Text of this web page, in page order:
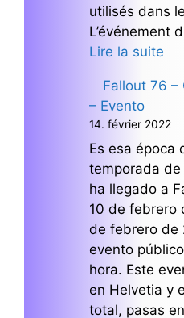
utilisés dans
L’événement
Lire la suite
Fallout 76 –
– Evento
14. février 2022
Es esa época
temporada
ha llegado a
10 de febrero
de febrero de
evento
hora. Este
en Helvetia y
total, pasas